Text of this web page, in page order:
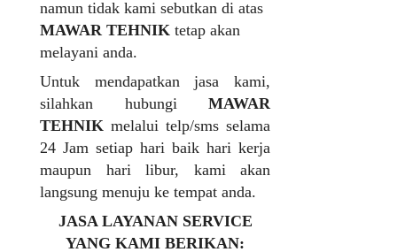
namun tidak kami sebutkan di atas
MAWAR TEHNIK tetap akan
melayani anda.
Untuk mendapatkan jasa kami,
silahkan hubungi MAWAR
TEHNIK melalui telp/sms selama
24 Jam setiap hari baik hari kerja
maupun hari libur, kami akan
langsung menuju ke tempat anda.
JASA LAYANAN SERVICE
YANG KAMI BERIKAN: